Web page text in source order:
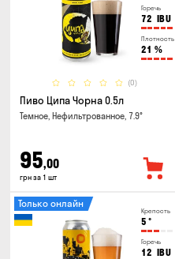
Горечь
72 IBU
Плотность
21 %
(0)
Пиво Ципа Чорна 0.5л
Темное, Нефильтрованное, 7.9°
95,00
грн за 1 шт
Крепость
5 °
Горечь
12 IBU
Только онлайн